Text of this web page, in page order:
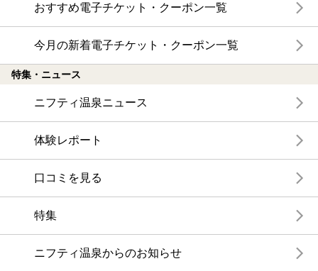
おすすめ電子チケット・クーポン一覧
今月の新着電子チケット・クーポン一覧
特集・ニュース
ニフティ温泉ニュース
体験レポート
口コミを見る
特集
ニフティ温泉からのお知らせ